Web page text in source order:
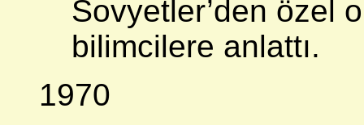
Sovyetler’den özel
bilimcilere anlattı.
1970